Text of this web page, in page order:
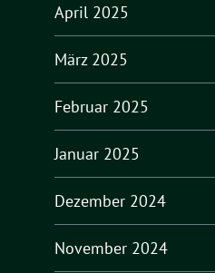
April 2025
März 2025
Februar 2025
Januar 2025
Dezember 2024
November 2024